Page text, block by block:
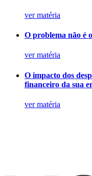
ver matéria
O problema não é
ver matéria
O impacto dos
financeiro da sua
ver matéria